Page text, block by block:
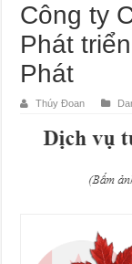
Công ty
Phát
Phát
Thúy Đoan